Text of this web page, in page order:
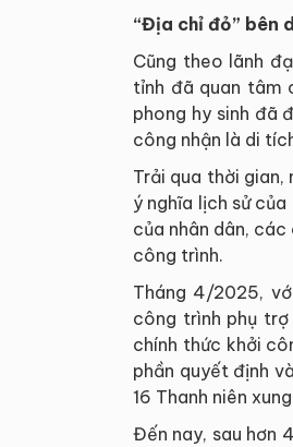
“Địa chỉ đỏ” bên
Cũng theo lãnh
tỉnh đã quan tâm
phong hy sinh đã
công nhận là di
Trải qua thời
ý nghĩa lịch sử
của nhân dân,
công trình.
Tháng 4/2025,
công trình phụ
chính thức khởi
phần quyết định
16 Thanh niên
Đến nay, sau hơn